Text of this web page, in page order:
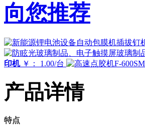
向您推荐
印机 ￥： 1.00/台
产品详情
特点